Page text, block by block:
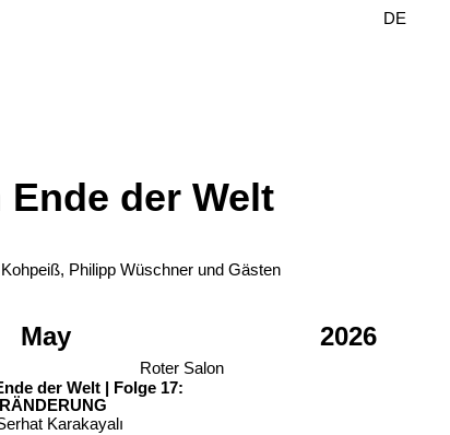
DE
der Welt
Philipp Wüschner und Gästen
2026
May
Roter Salon
der Welt | Folge 17:
Karakayalı